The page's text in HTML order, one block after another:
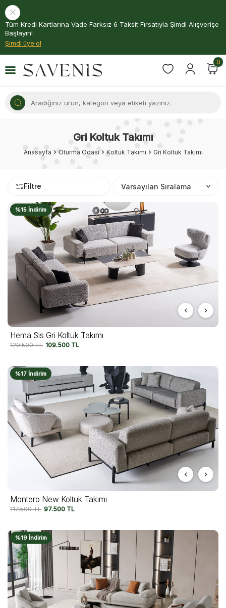
Tüm Kredi Kartlarına Vade Farksız 6 Taksit Fırsatıyla Şimdi Alışverişe
Başlayın!
Şimdi üye ol
0
Gri Koltuk Takımı
Anasayfa Oturma Odası Koltuk Takımı Gri Koltuk Takımı
Filtre
%15 İndirim
Hema Sis Gri Koltuk Takımı
129.500TL 109.500 TL
%17 İndirim
Montero New Koltuk Takımı
117.500TL 97.500 TL
%19 İndirim